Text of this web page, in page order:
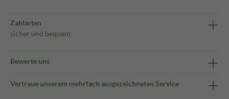
Zahlarten
sicher und bequem
Bewerte uns
Vertraue unserem mehrfach ausgezeichneten Service